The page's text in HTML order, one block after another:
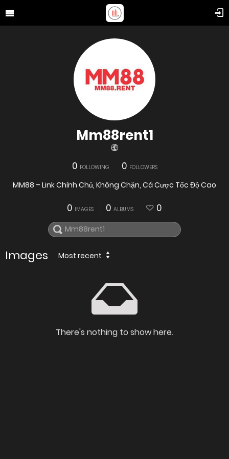
Mm88rent1
0 FOLLOWING 0 FOLLOWERS
MM88 – Link Chính Chủ, Không Chặn, Cá Cược Tốc Độ Cao
0 IMAGES 0 ALBUMS 0
Images Most recent
There's nothing to show here.